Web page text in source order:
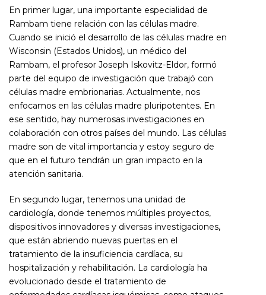
En primer lugar, una importante especialidad de
Rambam tiene relación con las células madre.
Cuando se inició el desarrollo de las células madre en
Wisconsin (Estados Unidos), un médico del
Rambam, el profesor Joseph Iskovitz-Eldor, formó
parte del equipo de investigación que trabajó con
células madre embrionarias. Actualmente, nos
enfocamos en las células madre pluripotentes. En
ese sentido, hay numerosas investigaciones en
colaboración con otros países del mundo. Las células
madre son de vital importancia y estoy seguro de
que en el futuro tendrán un gran impacto en la
atención sanitaria.
En segundo lugar, tenemos una unidad de
cardiología, donde tenemos múltiples proyectos,
dispositivos innovadores y diversas investigaciones,
que están abriendo nuevas puertas en el
tratamiento de la insuficiencia cardíaca, su
hospitalización y rehabilitación. La cardiología ha
evolucionado desde el tratamiento de